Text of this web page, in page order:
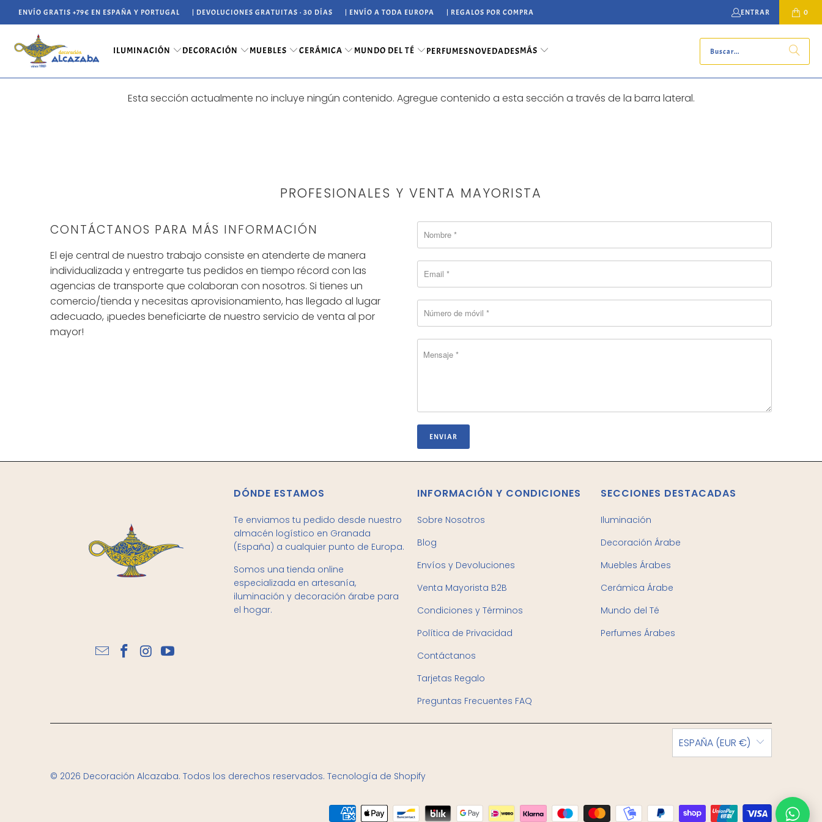
ENVÍO GRATIS +79€ EN ESPAÑA Y PORTUGAL | DEVOLUCIONES GRATUITAS · 30 DÍAS | ENVÍO A TODA EUROPA | REGALOS POR COMPRA ENTRAR 0
ILUMINACIÓN DECORACIÓN MUEBLES CERÁMICA MUNDO DEL TÉ PERFUMESNOVEDADESMÁS
Esta sección actualmente no incluye ningún contenido. Agregue contenido a esta sección a través de la barra lateral.
PROFESIONALES Y VENTA MAYORISTA
CONTÁCTANOS PARA MÁS INFORMACIÓN
El eje central de nuestro trabajo consiste en atenderte de manera
individualizada y entregarte tus pedidos en tiempo récord con las
agencias de transporte que colaboran con nosotros. Si tienes un
comercio/tienda y necesitas aprovisionamiento, has llegado al lugar
adecuado, ¡puedes beneficiarte de nuestro servicio de venta al por
mayor!
DÓNDE ESTAMOS
Te enviamos tu pedido desde nuestro
almacén logístico en Granada
(España) a cualquier punto de Europa.
Somos una tienda online
especializada en artesanía,
iluminación y decoración árabe para
el hogar.
INFORMACIÓN Y CONDICIONES
Sobre Nosotros
Blog
Envíos y Devoluciones
Venta Mayorista B2B
Condiciones y Términos
Política de Privacidad
Contáctanos
Tarjetas Regalo
Preguntas Frecuentes FAQ
SECCIONES DESTACADAS
Iluminación
Decoración Árabe
Muebles Árabes
Cerámica Árabe
Mundo del Té
Perfumes Árabes
ESPAÑA (EUR €)
© 2026 Decoración Alcazaba. Todos los derechos reservados. Tecnología de Shopify